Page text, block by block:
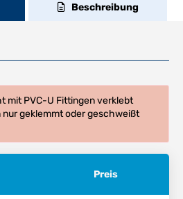
Beschreibung
mit PVC-U Fittingen verklebt
geklemmt oder geschweißt
Preis